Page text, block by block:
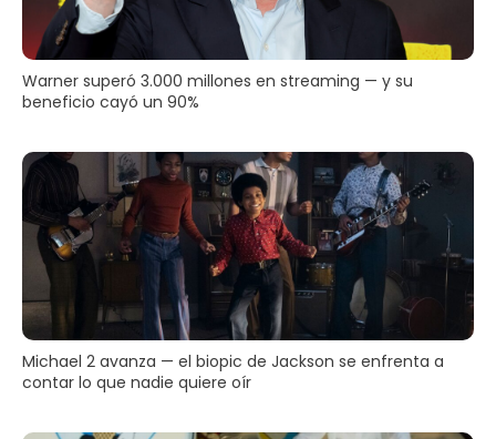
Warner superó 3.000 millones en streaming — y su
beneficio cayó un 90%
Michael 2 avanza — el biopic de Jackson se enfrenta a
contar lo que nadie quiere oír